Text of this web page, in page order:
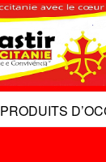
PRODUITS